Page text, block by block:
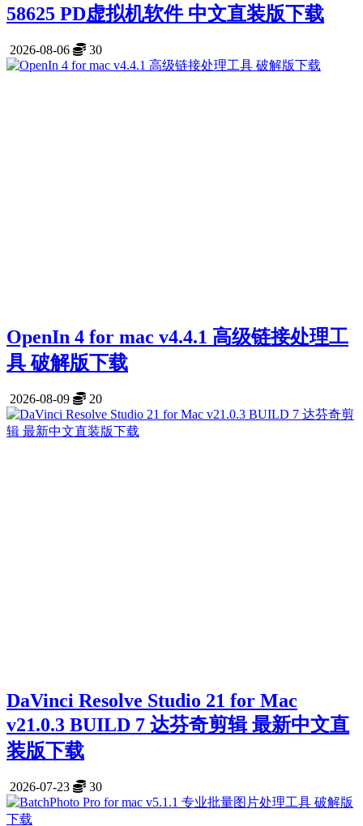
58625 PD虚拟机软件 中文直装版下载
2026-08-06 30
OpenIn 4 for mac v4.4.1 高级链接处理工
具 破解版下载
2026-08-09 20
DaVinci Resolve Studio 21 for Mac
v21.0.3 BUILD 7 达芬奇剪辑 最新中文直
装版下载
2026-07-23 30